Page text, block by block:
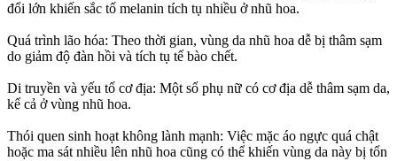
đổi lớn khiến sắc tố melanin tích tụ nhiều ở nhũ hoa.
Quá trình lão hóa: Theo thời gian, vùng da nhũ hoa dễ bị thâm sạm
do giảm độ đàn hồi và tích tụ tế bào chết.
Di truyền và yếu tố cơ địa: Một số phụ nữ có cơ địa dễ thâm sạm da,
kể cả ở vùng nhũ hoa.
Thói quen sinh hoạt không lành mạnh: Việc mặc áo ngực quá chật
hoặc ma sát nhiều lên nhũ hoa cũng có thể khiến vùng da này bị tổn